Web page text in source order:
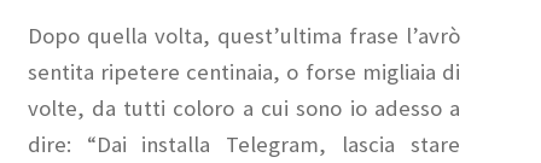
Dopo quella volta, quest’ultima frase l’avrò
sentita ripetere centinaia, o forse migliaia di
volte, da tutti coloro a cui sono io adesso a
dire: “Dai installa Telegram, lascia stare